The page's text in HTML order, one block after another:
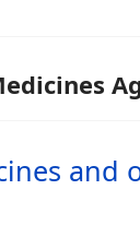
and